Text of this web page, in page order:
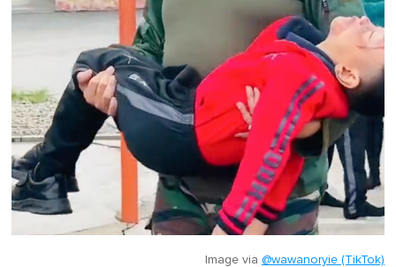
Image via @wawanoryie (TikTok)